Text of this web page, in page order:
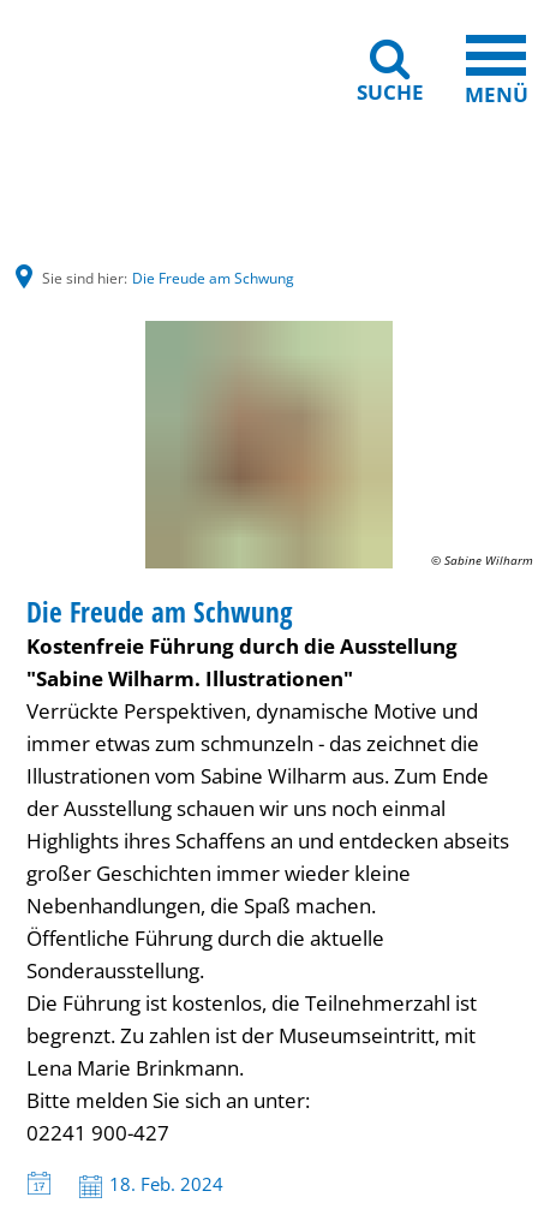
SUCHE MENÜ
Sie sind hier: Die Freude am Schwung
© Sabine Wilharm
KATEGORIE: FÜHRUNG
Die Freude am Schwung
Kostenfreie Führung durch die Ausstellung
"Sabine Wilharm. Illustrationen"
Verrückte Perspektiven, dynamische Motive und
immer etwas zum schmunzeln - das zeichnet die
Illustrationen vom Sabine Wilharm aus. Zum Ende
der Ausstellung schauen wir uns noch einmal
Highlights ihres Schaffens an und entdecken abseits
großer Geschichten immer wieder kleine
Nebenhandlungen, die Spaß machen.
Öffentliche Führung durch die aktuelle
Sonderausstellung.
Die Führung ist kostenlos, die Teilnehmerzahl ist
begrenzt. Zu zahlen ist der Museumseintritt, mit
Lena Marie Brinkmann.
Bitte melden Sie sich an unter:
02241 900-427
Datum:
18. Feb. 2024